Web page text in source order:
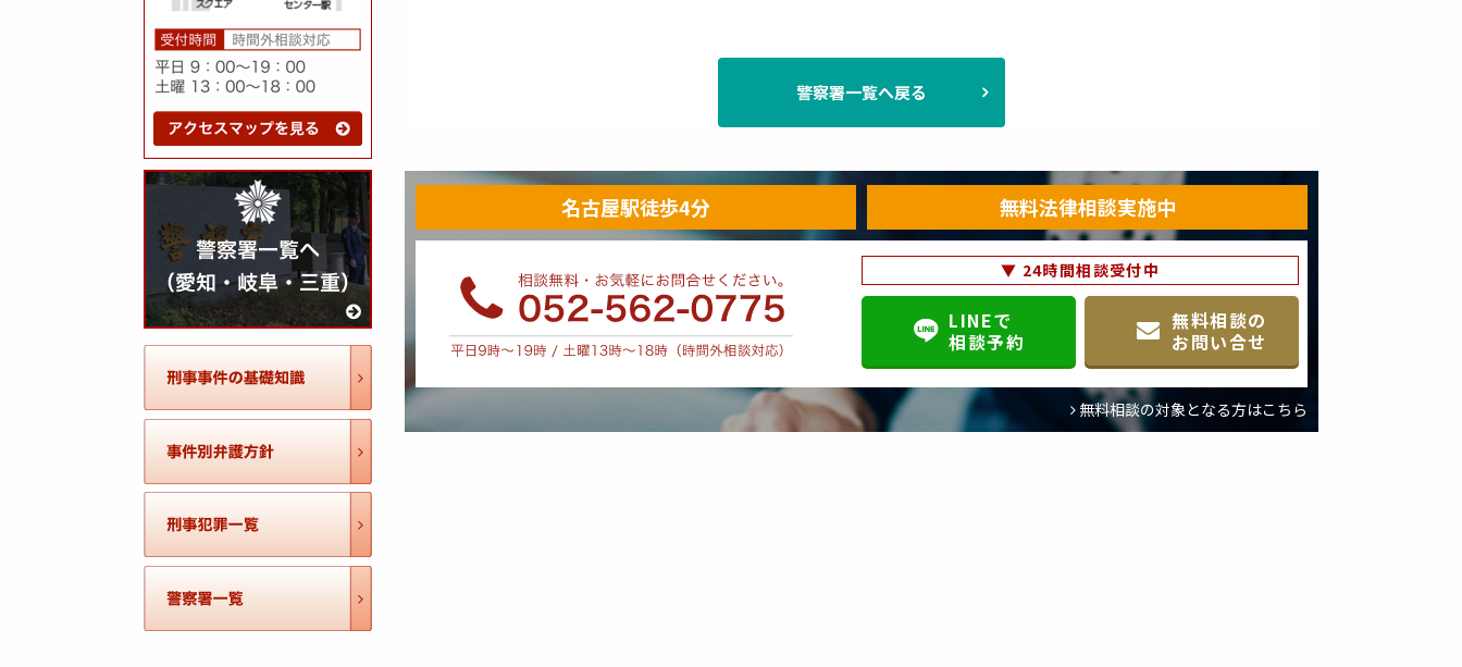
警察署一覧へ戻る
名古屋駅徒歩4分 無料法律相談実施中
▼ 24時間相談受付中
LINEで
相談予約
無料相談の
お問い合せ
無料相談の対象となる方はこちら